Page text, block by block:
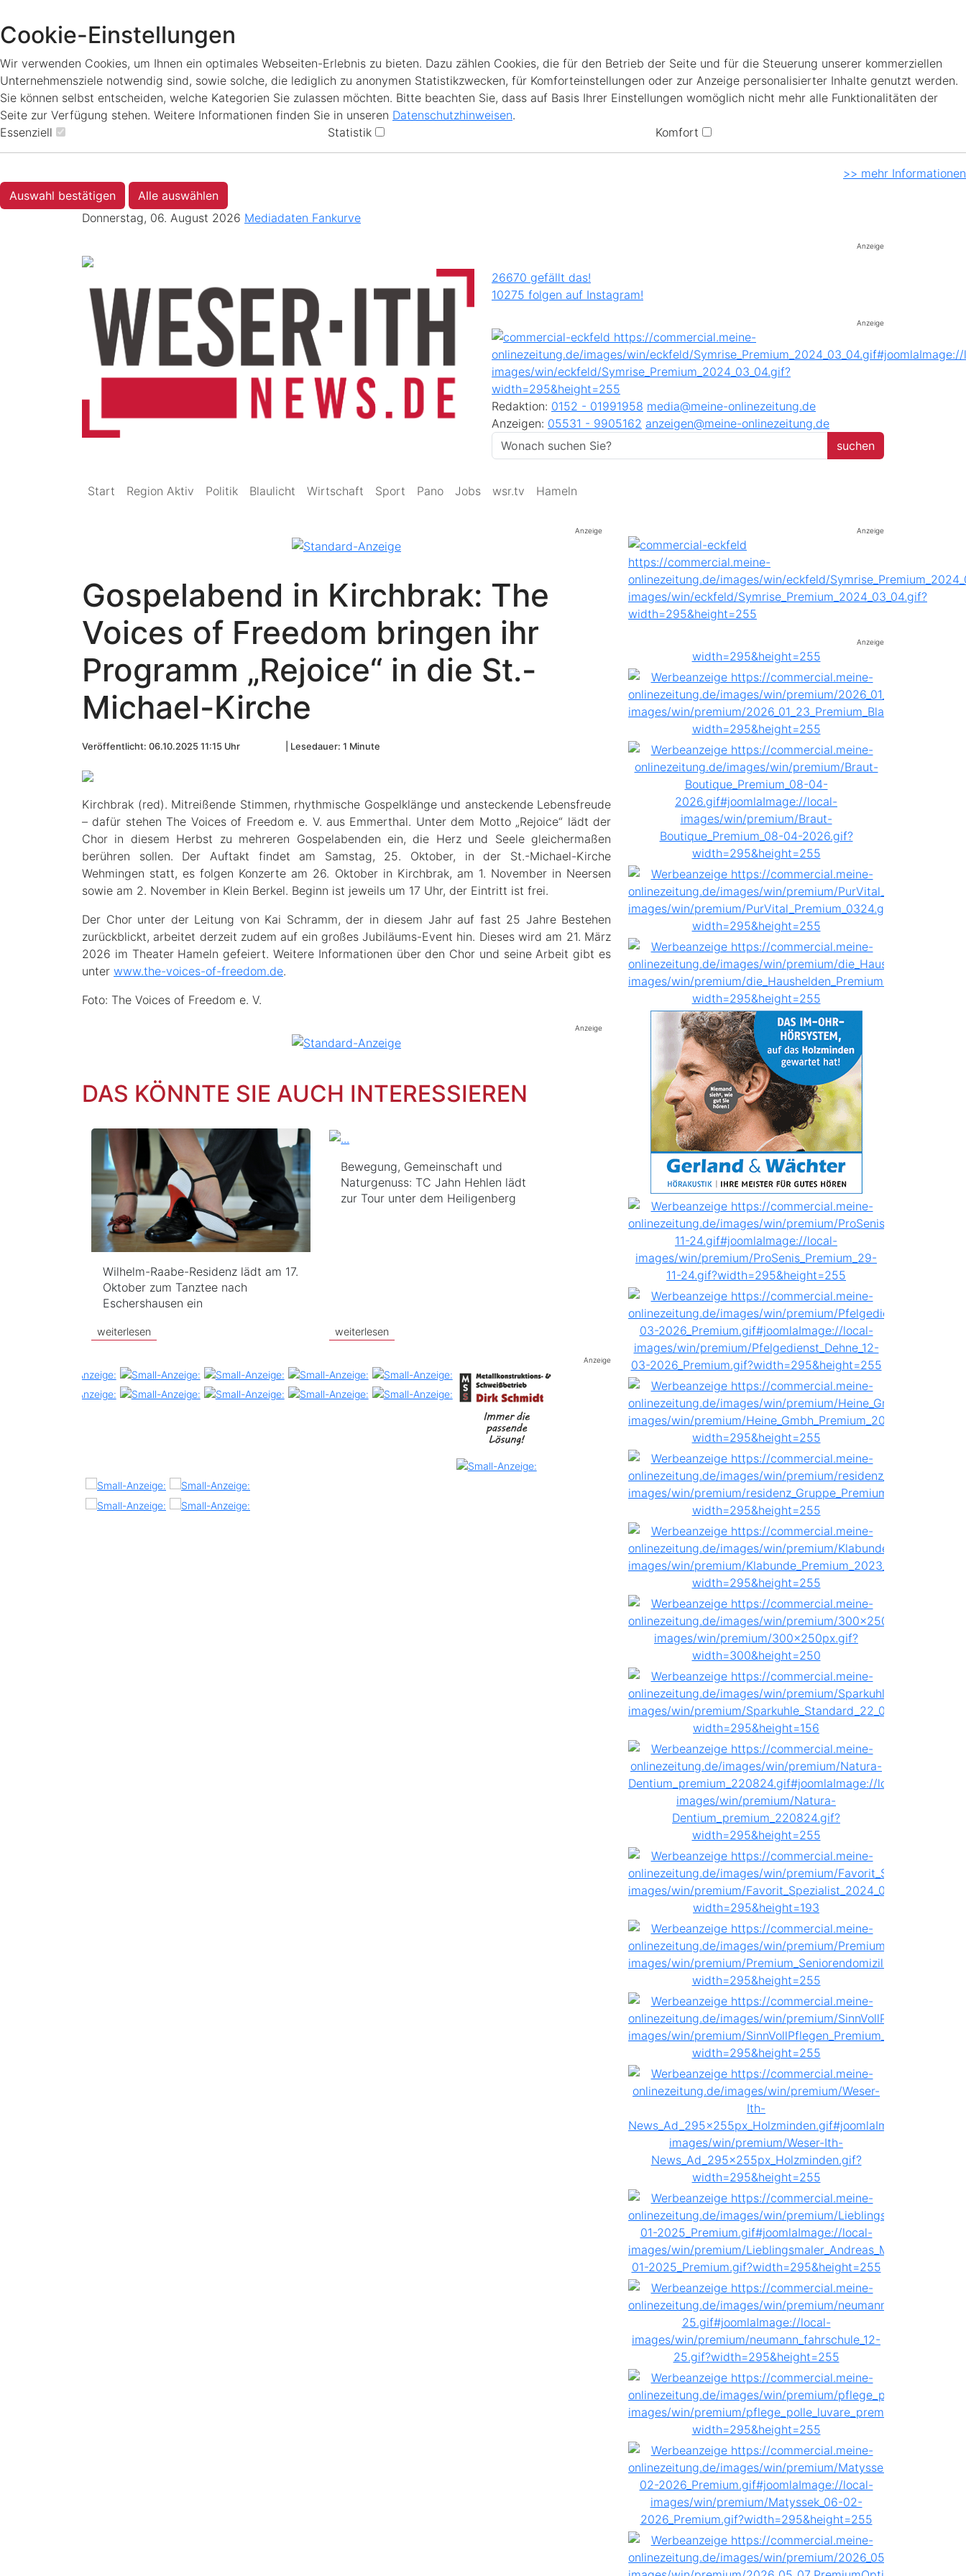
Cookie-Einstellungen
Wir verwenden Cookies, um Ihnen ein optimales Webseiten-Erlebnis zu bieten. Dazu zählen Cookies, die für den Betrieb der Seite und für die Steuerung unserer kommerziellen
Unternehmensziele notwendig sind, sowie solche, die lediglich zu anonymen Statistikzwecken, für Komforteinstellungen oder zur Anzeige personalisierter Inhalte genutzt werden.
Sie können selbst entscheiden, welche Kategorien Sie zulassen möchten. Bitte beachten Sie, dass auf Basis Ihrer Einstellungen womöglich nicht mehr alle Funktionalitäten der
Seite zur Verfügung stehen. Weitere Informationen finden Sie in unseren Datenschutzhinweisen.
Essenziell
Statistik Komfort
>> mehr Informationen
Auswahl bestätigen
Alle auswählen
Donnerstag, 06. August 2026 Mediadaten Fankurve
Anzeige
26670 gefällt das!
10275 folgen auf Instagram!
Anzeige
Redaktion: 0152 - 01991958 media@meine-onlinezeitung.de
Anzeigen: 05531 - 9905162 anzeigen@meine-onlinezeitung.de
Start Region Aktiv Politik Blaulicht Wirtschaft Sport Pano Jobs wsr.tv Hameln
Anzeige
Gospelabend in Kirchbrak: The
Voices of Freedom bringen ihr
Programm „Rejoice“ in die St.-
Michael-Kirche
Veröffentlicht: 06.10.2025 11:15 Uhr Lesedauer: 1 Minute
Kirchbrak (red). Mitreißende Stimmen, rhythmische Gospelklänge und ansteckende Lebensfreude
– dafür stehen The Voices of Freedom e. V. aus Emmerthal. Unter dem Motto „Rejoice“ lädt der
Chor in diesem Herbst zu mehreren Gospelabenden ein, die Herz und Seele gleichermaßen
berühren sollen. Der Auftakt findet am Samstag, 25. Oktober, in der St.-Michael-Kirche
Wehmingen statt, es folgen Konzerte am 26. Oktober in Kirchbrak, am 1. November in Neersen
sowie am 2. November in Klein Berkel. Beginn ist jeweils um 17 Uhr, der Eintritt ist frei.
Der Chor unter der Leitung von Kai Schramm, der in diesem Jahr auf fast 25 Jahre Bestehen
zurückblickt, arbeitet derzeit zudem auf ein großes Jubiläums-Event hin. Dieses wird am 21. März
2026 im Theater Hameln gefeiert. Weitere Informationen über den Chor und seine Arbeit gibt es
unter www.the-voices-of-freedom.de.
Foto: The Voices of Freedom e. V.
Anzeige
DAS KÖNNTE SIE AUCH INTERESSIEREN
Wilhelm-Raabe-Residenz lädt am 17.
Oktober zum Tanztee nach
Eschershausen ein
weiterlesen
Bewegung, Gemeinschaft und
Naturgenuss: TC Jahn Hehlen lädt
zur Tour unter dem Heiligenberg
weiterlesen
Anzeige
Anzeige
Anzeige